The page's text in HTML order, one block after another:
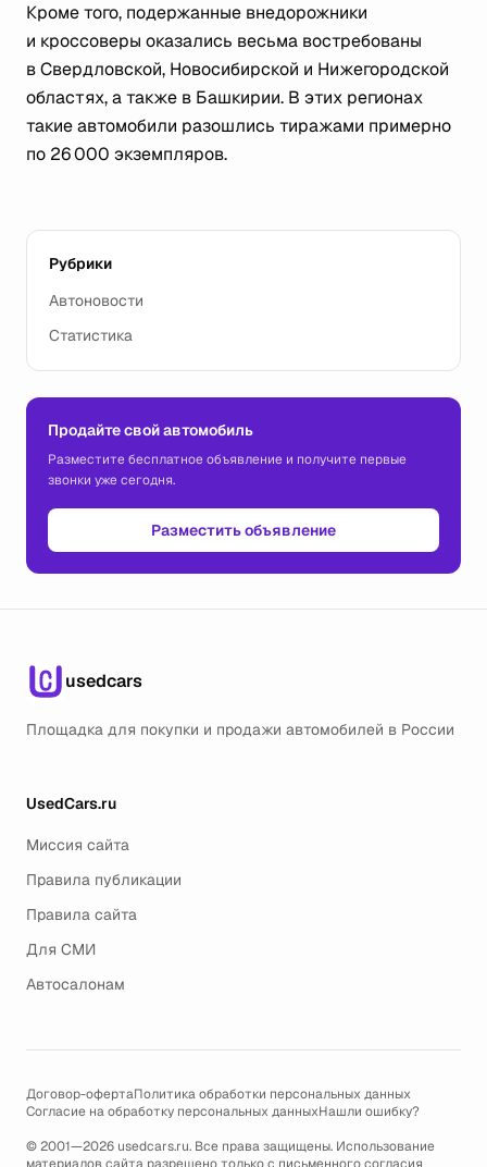
Кроме того, подержанные внедорожники
и кроссоверы оказались весьма востребованы
в Свердловской, Новосибирской и Нижегородской
областях, а также в Башкирии. В этих регионах
такие автомобили разошлись тиражами примерно
по 26 000 экземпляров.
Рубрики
Автоновости
Статистика
Продайте свой автомобиль
Разместите бесплатное объявление и получите первые
звонки уже сегодня.
Разместить объявление
usedcars
Площадка для покупки и продажи автомобилей в России
UsedCars.ru
Миссия сайта
Правила публикации
Правила сайта
Для СМИ
Автосалонам
Договор-офертаПолитика обработки персональных данных
Согласие на обработку персональных данныхНашли ошибку?
© 2001—2026 usedcars.ru. Все права защищены. Использование